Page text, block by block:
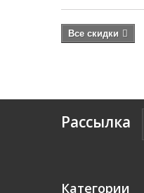
Все скидки
Рассылка
Категории